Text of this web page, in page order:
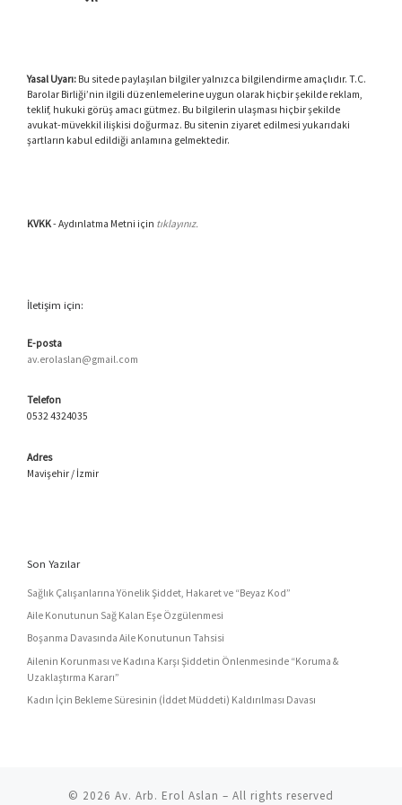
Yasal Uyarı:Bu sitede paylaşılan bilgiler yalnızca bilgilendirme amaçlıdır. T.C.
Barolar Birliği’nin ilgili düzenlemelerine uygun olarak hiçbir şekilde reklam,
teklif, hukuki görüş amacı gütmez. Bu bilgilerin ulaşması hiçbir şekilde
avukat-müvekkil ilişkisi doğurmaz. Bu sitenin ziyaret edilmesi yukarıdaki
şartların kabul edildiği anlamına gelmektedir.
KVKK- Aydınlatma Metni için tıklayınız.
İletişim için:
E-posta
av.erolaslan@gmail.com
Telefon
0532 4324035
Adres
Mavişehir / İzmir
Son Yazılar
Sağlık Çalışanlarına Yönelik Şiddet, Hakaret ve “Beyaz Kod”
Aile Konutunun Sağ Kalan Eşe Özgülenmesi
Boşanma Davasında Aile Konutunun Tahsisi
Ailenin Korunması ve Kadına Karşı Şiddetin Önlenmesinde “Koruma &
Uzaklaştırma Kararı”
Kadın İçin Bekleme Süresinin (İddet Müddeti) Kaldırılması Davası
© 2026 Av. Arb. Erol Aslan – All rights reserved